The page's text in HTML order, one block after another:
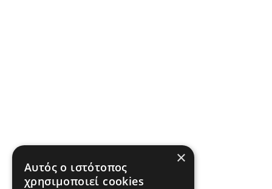
×
Αυτός ο ιστότοπος
χρησιμοποιεί cookies